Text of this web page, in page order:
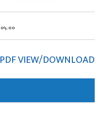
०५:००
VIEW/DOWNLOAD